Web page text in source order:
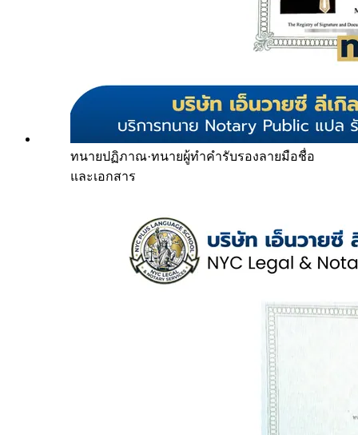
ทนายปฏิภาณ·ทนายผู้ทำคำรับรองลายมือชื่อ
และเอกสาร